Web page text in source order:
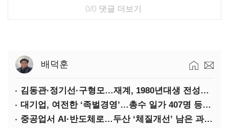
0/0 댓글 더보기
배덕훈
김동관·정기선·구형모…재계, 1980년대생 전성시대
대기업, 여전한 ‘족벌경영’…총수 일가 407명 등기임원
중공업서 AI·반도체로…두산 ‘체질개선’ 남은 과제는